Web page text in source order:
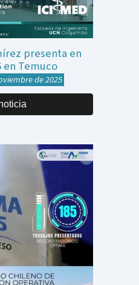
presenta en
en Temuco
de 2025